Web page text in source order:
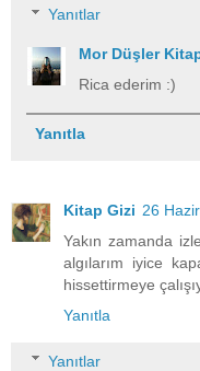
Yanıtlar
Mor Düşler
Rica ederim :)
Yanıtla
Kitap Gizi 26
Yakın zamanda
algılarım iyice
hissettirmeye
Yanıtla
Yanıtlar